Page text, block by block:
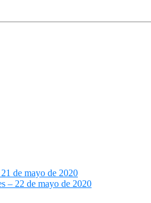
de mayo de 2020
– 22 de mayo de 2020